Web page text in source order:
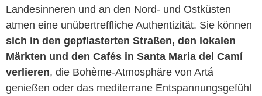
Landesinneren und an den Nord- und Ostküsten
atmen eine unübertreffliche Authentizität. Sie können
sich in den gepflasterten Straßen, den lokalen
Märkten und den Cafés in Santa Maria del Camí
verlieren, die Bohème-Atmosphäre von Artá
genießen oder das mediterrane Entspannungsgefühl